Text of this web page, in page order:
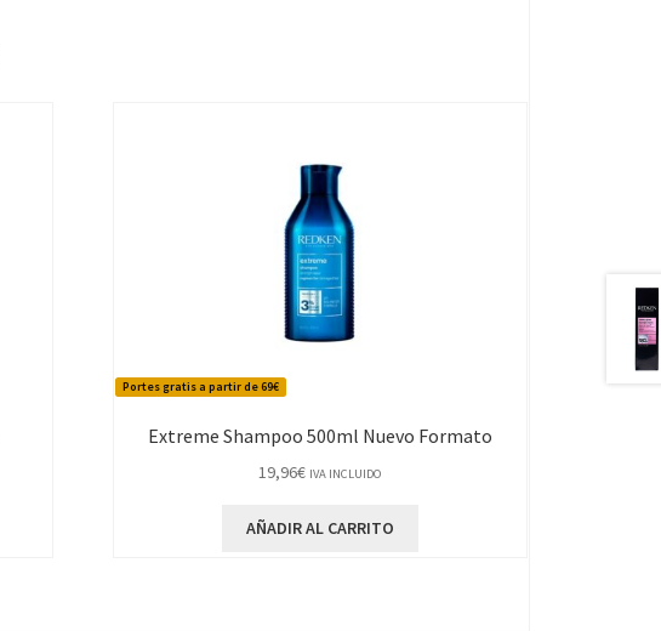
Portes gratis a partir de 69€
Extreme Shampoo 500ml Nuevo Formato
19,96€ IVA INCLUIDO
AÑADIR AL CARRITO